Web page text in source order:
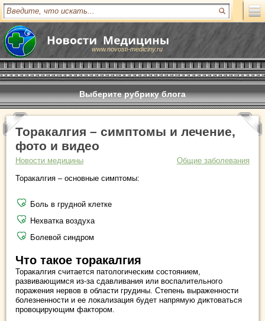
www.novosti-mediciny.ru
Выберите рубрику блога
Торакалгия – симптомы и лечение,
фото и видео
Новости медицины
Общие заболевания
Торакалгия – основные симптомы:
Боль в грудной клетке
Нехватка воздуха
Болевой синдром
Что такое торакалгия
Торакалгия считается патологическим состоянием,
развивающимся из-за сдавливания или воспалительного
поражения нервов в области грудины. Степень выраженности
болезненности и ее локализация будет напрямую диктоваться
провоцирующим фактором.